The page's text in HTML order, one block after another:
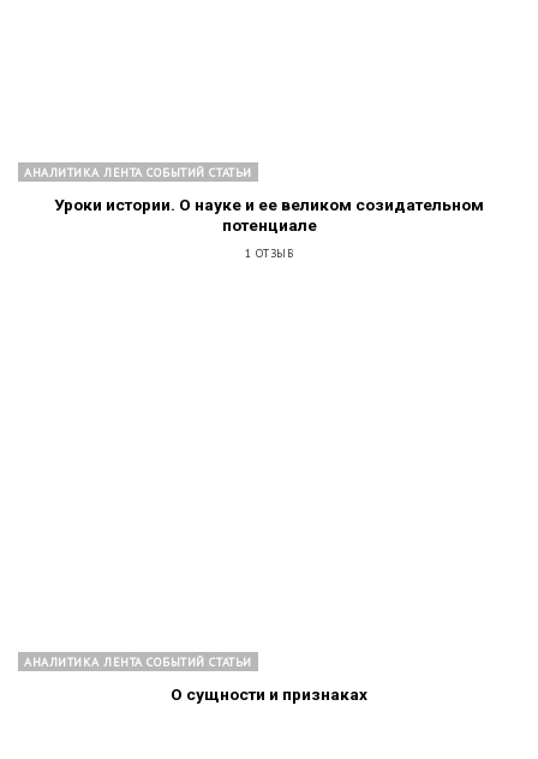
АНАЛИТИКА ЛЕНТА СОБЫТИЙ СТАТЬИ
Уроки истории. О науке и ее великом созидательном
потенциале
1 ОТЗЫВ
АНАЛИТИКА ЛЕНТА СОБЫТИЙ СТАТЬИ
О сущности и признаках